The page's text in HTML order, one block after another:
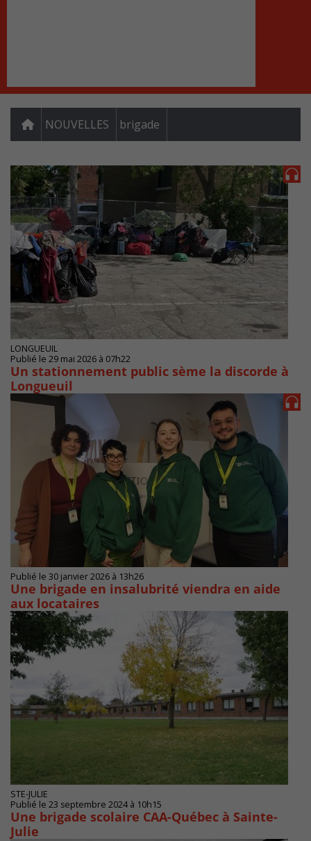
NOUVELLES brigade
LONGUEUIL
Publié le 29 mai 2026 à 07h22
Un stationnement public sème la discorde à
Longueuil
Publié le 30 janvier 2026 à 13h26
Une brigade en insalubrité viendra en aide
aux locataires
STE-JULIE
Publié le 23 septembre 2024 à 10h15
Une brigade scolaire CAA-Québec à Sainte-
Julie